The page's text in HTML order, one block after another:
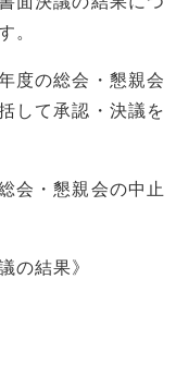
。
度の総会・懇親会
して承認・決議を
会・懇親会の中止
の結果》